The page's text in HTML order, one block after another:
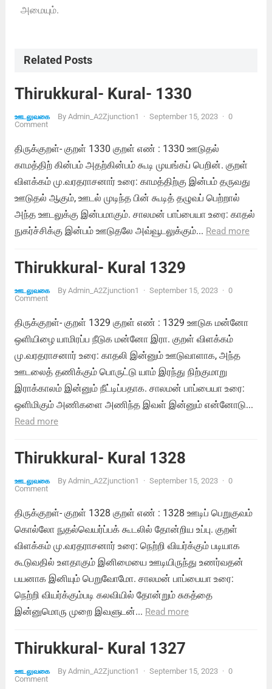
அமையும்.
Related Posts
Thirukkural- Kural- 1330
ஊடலுவகை By Admin_A2Zjunction1 · September 15, 2023 · 0
Comment
திருக்குறள்- குறள் 1330 குறள் எண் : 1330 ஊடுதல்
காமத்திற் கின்பம் அதற்கின்பம் கூடி முயங்கப் பெறின். குறள்
விளக்கம் மு.வரதராசனார் உரை: காமத்திற்கு இன்பம் தருவது
ஊடுதல் ஆகும், ஊடல் முடிந்த பின் கூடித் தழுவப் பெற்றால்
அந்த ஊடலுக்கு இன்பமாகும். சாலமன் பாப்பையா உரை: காதல்
நுகர்ச்சிக்கு இன்பம் ஊடுதலே அவ்வூடலுக்கும்... Read more
Thirukkural- Kural 1329
ஊடலுவகை By Admin_A2Zjunction1 · September 15, 2023 · 0
Comment
திருக்குறள்- குறள் 1329 குறள் எண் : 1329 ஊடுக மன்னோ
ஒளியிழை யாமிரப்ப நீடுக மன்னோ இரா. குறள் விளக்கம்
மு.வரதராசனார் உரை: காதலி இன்னும் ஊடுவாளாக, அந்த
ஊடலைத் தணிக்கும் பொருட்டு யாம் இரந்து நிற்குமாறு
இராக்காலம் இன்னும் நீட்டிப்பதாக. சாலமன் பாப்பையா உரை:
ஒளிமிகும் அணிகளை அணிந்த இவள் இன்னும் என்னோடு...
Read more
Thirukkural- Kural 1328
ஊடலுவகை By Admin_A2Zjunction1 · September 15, 2023 · 0
Comment
திருக்குறள்- குறள் 1328 குறள் எண் : 1328 ஊடிப் பெறுகுவம்
கொல்லோ நுதல்வெயர்ப்பக் கூடலில் தோன்றிய உப்பு. குறள்
விளக்கம் மு.வரதராசனார் உரை: நெற்றி வியர்க்கும் படியாக
கூடுவதில் உளதாகும் இனிமையை ஊடியிருந்து உணர்வதன்
பயனாக இனியும் பெறுவோமோ. சாலமன் பாப்பையா உரை:
நெற்றி வியர்க்கும்படி கலவியில் தோன்றும் சுகத்தை
இன்னுமொரு முறை இவளுடன்... Read more
Thirukkural- Kural 1327
ஊடலுவகை By Admin_A2Zjunction1 · September 15, 2023 · 0
Comment